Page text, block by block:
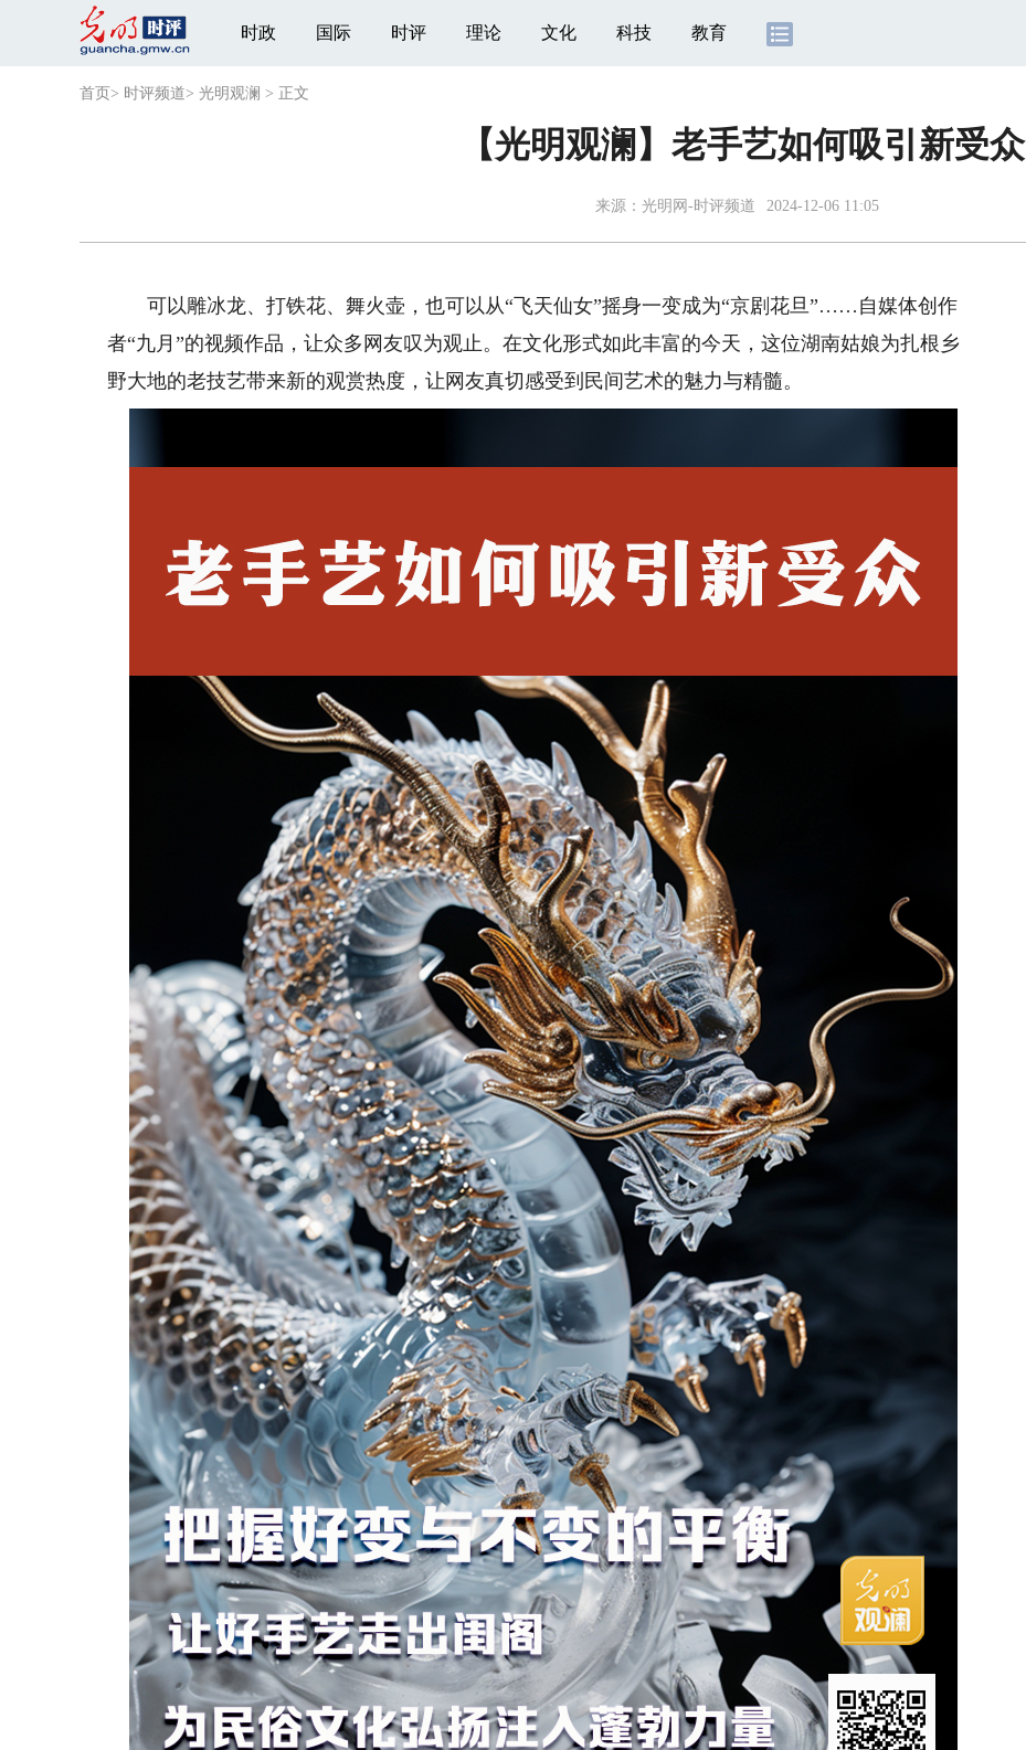
时政 国际 时评 理论 文化 科技 教育
首页 > 时评频道> 光明观澜 > 正文
【光明观澜】老手艺如何吸引新受众
来源： 光明网-时评频道 2024-12-06 11:05
可以雕冰龙、打铁花、舞火壶，也可以从“飞天仙女”摇身一变成为“京剧花旦”……自媒体创作
者“九月”的视频作品，让众多网友叹为观止。在文化形式如此丰富的今天，这位湖南姑娘为扎根乡
野大地的老技艺带来新的观赏热度，让网友真切感受到民间艺术的魅力与精髓。